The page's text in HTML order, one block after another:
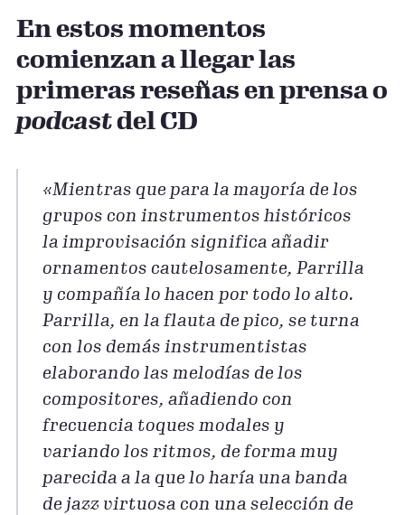
En estos momentos
comienzan a llegar las
primeras reseñas en prensa o
podcastdel CD
«Mientras que para la mayoría de los
grupos con instrumentos históricos
la improvisación significa añadir
ornamentos cautelosamente, Parrilla
y compañía lo hacen por todo lo alto.
Parrilla, en la flauta de pico, se turna
con los demás instrumentistas
elaborando las melodías de los
compositores, añadiendo con
frecuencia toques modales y
variando los ritmos, de forma muy
parecida a la que lo haría una banda
de jazz virtuosa con una selección de